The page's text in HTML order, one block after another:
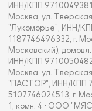
ИНН/КПП
Москва, ул.
"Лукоморье", ИНН/
1187746496332, г.
Московский),
ИНН/КПП
Москва, ул.
"ПАСТОР", ИНН/КПП
5107746024513, г.
1, комн. 4 • ООО